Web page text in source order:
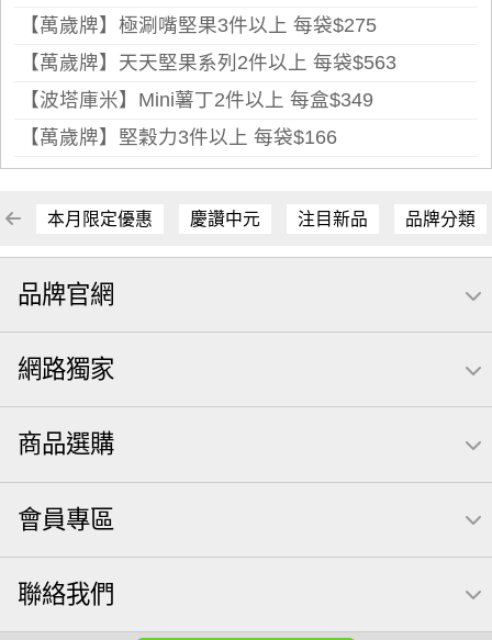
【萬歲牌】極涮嘴堅果3件以上 每袋$275
【萬歲牌】天天堅果系列2件以上 每袋$563
【波塔庫米】Mini薯丁2件以上 每盒$349
【萬歲牌】堅穀力3件以上 每袋$166
本月限定優惠 慶讚中元 注目新品 品牌分類
品牌官網
網路獨家
商品選購
會員專區
聯絡我們